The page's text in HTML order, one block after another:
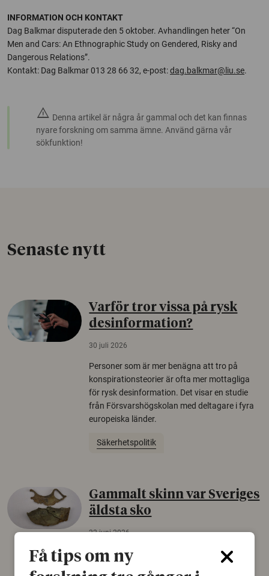
INFORMATION OCH KONTAKT
Dag Balkmar disputerade den 5 oktober. Avhandlingen heter “On
Men and Cars: An Ethnographic Study on Gendered, Risky and
Dangerous Relations”.
Kontakt: Dag Balkmar 013 28 66 32, e-post:dag.balkmar@liu.se.
warning Denna artikel är några år gammal och det kan finnas
nyare forskning om samma ämne. Använd gärna vår
sökfunktion!
Senaste nytt
Varför tror vissa på rysk
desinformation?
30 juli 2026
Personer som är mer benägna att tro på
konspirationsteorier är ofta mer mottagliga
för rysk desinformation. Det visar en studie
från Försvarshögskolan med deltagare i fyra
europeiska länder.
Säkerhetspolitik
Gammalt skinn var Sveriges
äldsta sko
22 juni 2026
Det som arkeologer länge trodde var en
björnfäll visar sig vara delar av en 2000 år
Få tips om ny